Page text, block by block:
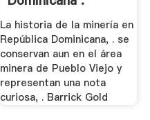
La historia de la minería en
República Dominicana, . se
conservan aun en el área
minera de Pueblo Viejo y
representan una nota
curiosa, . Barrick Gold